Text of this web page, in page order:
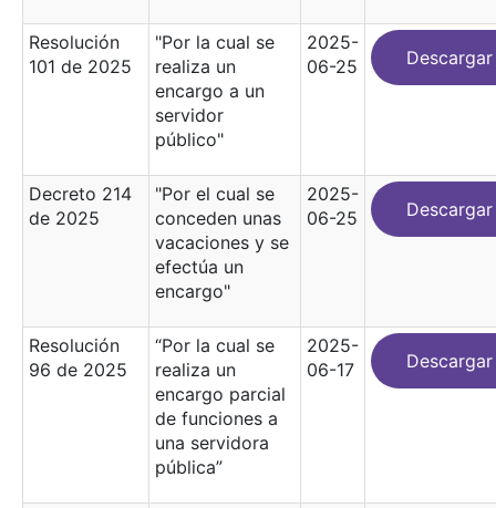
Resolución
101 de 2025
"Por la cual se
realiza un
encargo a un
servidor
público"
2025-
06-25
Descargar
Decreto 214
de 2025
"Por el cual se
conceden unas
vacaciones y se
efectúa un
encargo"
2025-
06-25
Descargar
Resolución
96 de 2025
“Por la cual se
realiza un
encargo parcial
de funciones a
una servidora
pública”
2025-
06-17
Descargar